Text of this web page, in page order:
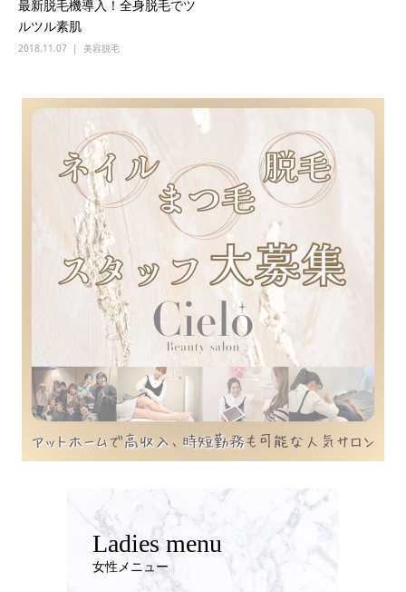
最新脱毛機導入！全身脱毛でツ
ルツル素肌
2018.11.07 美容脱毛
Ladies menu
女性メニュー